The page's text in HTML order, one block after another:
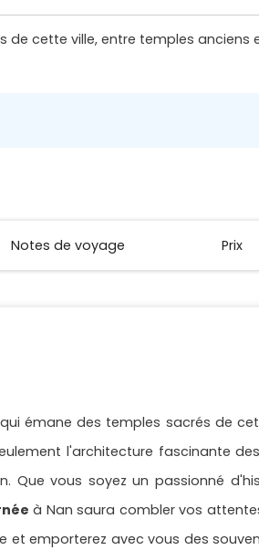
de cette ville, entre temples
Notes de voyage Prix
émane des temples sacrés de
l'architecture fascinante
Que vous soyez un passionné
à Nan saura combler vos
emporterez avec vous des